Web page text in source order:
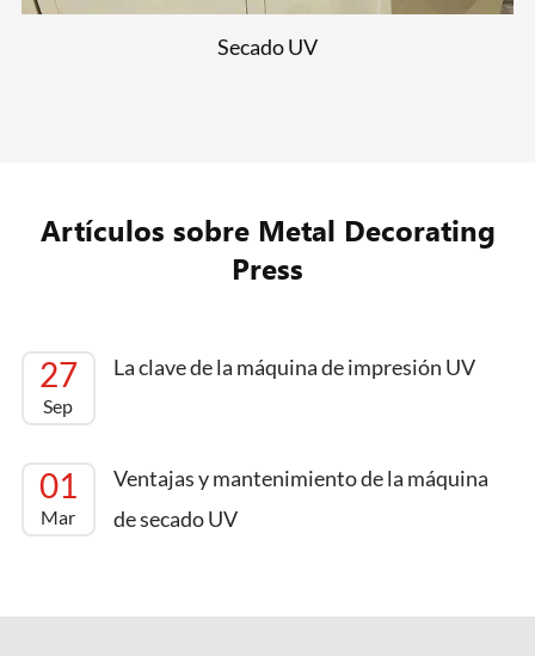
Secado UV
Artículos sobre Metal Decorating
Press
27
Sep
La clave de la máquina de impresión UV
01
Mar
Ventajas y mantenimiento de la máquina
de secado UV